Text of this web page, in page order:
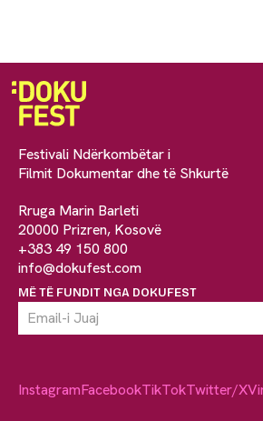
Festivali Ndërkombëtar i
Filmit Dokumentar dhe të Shkurtë
Rruga Marin Barleti
20000 Prizren, Kosovë
+383 49 150 800
info@dokufest.com
MË TË FUNDIT NGA DOKUFEST
InstagramFacebookTikTokTwitter/X